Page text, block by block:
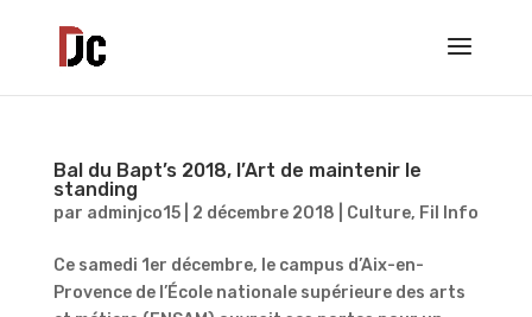
Bal du Bapt’s 2018, l’Art de maintenir le
standing
par adminjco15| 2 décembre 2018 Culture, Fil Info
Ce samedi 1er décembre, le campus d’Aix-en-
Provence de l’École nationale supérieure des arts